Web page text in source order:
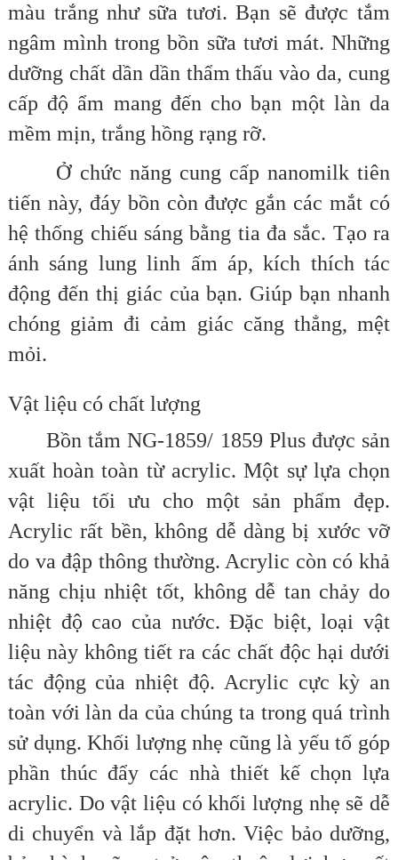
màu trắng như sữa tươi. Bạn sẽ được tắm
ngâm mình trong bồn sữa tươi mát. Những
dưỡng chất dần dần thẩm thấu vào da, cung
cấp độ ẩm mang đến cho bạn một làn da
mềm mịn, trắng hồng rạng rỡ.
Ở chức năng cung cấp nanomilk tiên
tiến này, đáy bồn còn được gắn các mắt có
hệ thống chiếu sáng bằng tia đa sắc. Tạo ra
ánh sáng lung linh ấm áp, kích thích tác
động đến thị giác của bạn. Giúp bạn nhanh
chóng giảm đi cảm giác căng thẳng, mệt
mỏi.
Vật liệu có chất lượng
Bồn tắm NG-1859/ 1859 Plus được sản
xuất hoàn toàn từ acrylic. Một sự lựa chọn
vật liệu tối ưu cho một sản phẩm đẹp.
Acrylic rất bền, không dễ dàng bị xước vỡ
do va đập thông thường. Acrylic còn có khả
năng chịu nhiệt tốt, không dễ tan chảy do
nhiệt độ cao của nước. Đặc biệt, loại vật
liệu này không tiết ra các chất độc hại dưới
tác động của nhiệt độ. Acrylic cực kỳ an
toàn với làn da của chúng ta trong quá trình
sử dụng. Khối lượng nhẹ cũng là yếu tố góp
phần thúc đẩy các nhà thiết kế chọn lựa
acrylic. Do vật liệu có khối lượng nhẹ sẽ dễ
di chuyển và lắp đặt hơn. Việc bảo dưỡng,